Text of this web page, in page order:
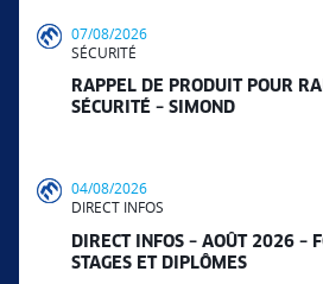
07/08/2026
SÉCURITÉ
RAPPEL DE PRODUIT POUR
SÉCURITÉ – SIMOND
04/08/2026
DIRECT INFOS
DIRECT INFOS – AOÛT 2026 –
STAGES ET DIPLÔMES